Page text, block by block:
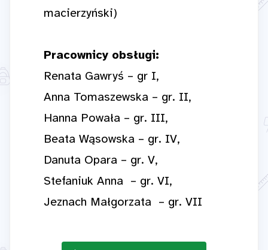
macierzyński)
Pracownicy obsługi:
Renata Gawryś – gr I,
Anna Tomaszewska – gr. II,
Hanna Powała – gr. III,
Beata Wąsowska – gr. IV,
Danuta Opara – gr. V,
Stefaniuk Anna – gr. VI,
Jeznach Małgorzata – gr. VII